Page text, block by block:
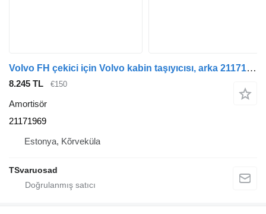
Volvo FH çekici için Volvo kabin taşıyıcısı, arka 21171969 amortisör
8.245 TL €150
Amortisör
21171969
Estonya, Kõrveküla
TSvaruosad